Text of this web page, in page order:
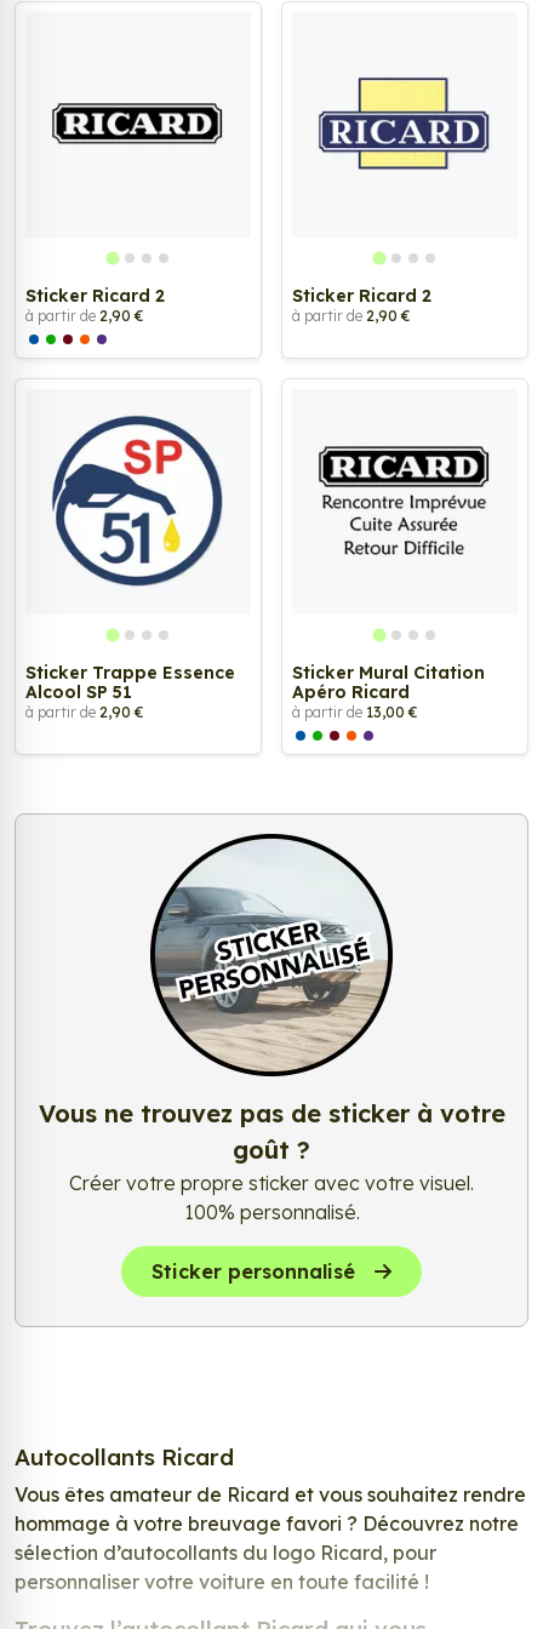
Sticker Ricard 2
à partir de 2,90 €
Sticker Ricard 2
à partir de 2,90 €
Sticker Trappe Essence
Alcool SP 51
à partir de 2,90 €
Sticker Mural Citation
Apéro Ricard
à partir de 13,00 €
Vous ne trouvez pas de sticker à votre
goût ?
Créer votre propre sticker avec votre visuel.
100% personnalisé.
Sticker personnalisé
Autocollants Ricard
Vous êtes amateur de Ricard et vous souhaitez rendre
hommage à votre breuvage favori ? Découvrez notre
sélection d’autocollants du logo Ricard, pour
personnaliser votre voiture en toute facilité !